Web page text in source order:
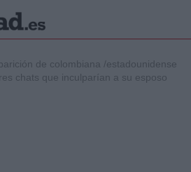
de colombiana /estadounidense
chats que inculparían a su esposo